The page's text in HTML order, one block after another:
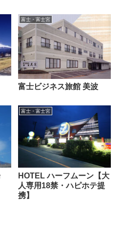
富士・富士宮
富士ビジネス旅館 美波
富士・富士宮
HOTEL ハーフムーン【大
人専用18禁・ハピホテ提
携】